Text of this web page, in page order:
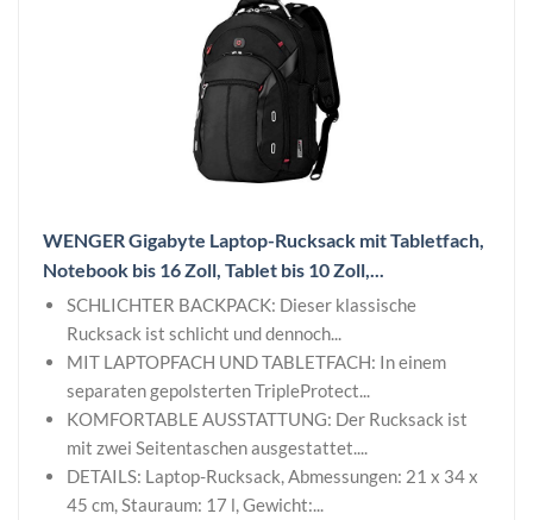
WENGER Gigabyte Laptop-Rucksack mit Tabletfach,
Notebook bis 16 Zoll, Tablet bis 10 Zoll,...
SCHLICHTER BACKPACK: Dieser klassische
Rucksack ist schlicht und dennoch...
MIT LAPTOPFACH UND TABLETFACH: In einem
separaten gepolsterten TripleProtect...
KOMFORTABLE AUSSTATTUNG: Der Rucksack ist
mit zwei Seitentaschen ausgestattet....
DETAILS: Laptop-Rucksack, Abmessungen: 21 x 34 x
45 cm, Stauraum: 17 l, Gewicht:...